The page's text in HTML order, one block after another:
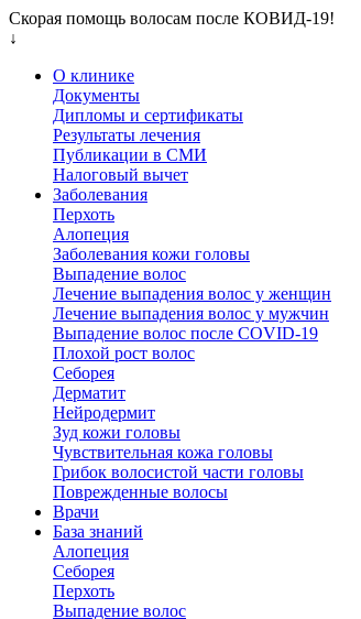
Скорая помощь волосам после КОВИД-19!
↓
О клинике
Документы
Дипломы и сертификаты
Результаты лечения
Публикации в СМИ
Налоговый вычет
Заболевания
Перхоть
Алопеция
Заболевания кожи головы
Выпадение волос
Лечение выпадения волос у женщин
Лечение выпадения волос у мужчин
Выпадение волос после COVID-19
Плохой рост волос
Cеборея
Дерматит
Нейродермит
Зуд кожи головы
Чувствительная кожа головы
Грибок волосистой части головы
Поврежденные волосы
Врачи
База знаний
Алопеция
Себорея
Перхоть
Выпадение волос